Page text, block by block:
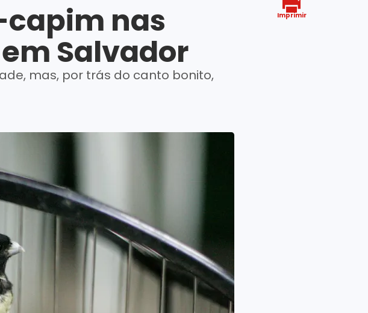
nas
Salvador
mas, por trás do canto bonito,
Imprimir